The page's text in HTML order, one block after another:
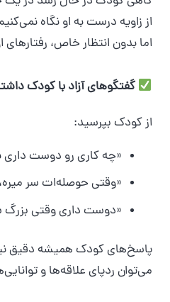
از زاویه درست به او نگاه
اما بدون انتظار خاص، رفتارهای
گفتگوهای آزاد با کودک
از کودک بپرسید:
«چه کاری رو دوست داری
«وقتی حوصله‌ات سر
«دوست داری وقتی
پاسخ‌های کودک همیشه دقیق
می‌توان ردپای علاقه‌ها و